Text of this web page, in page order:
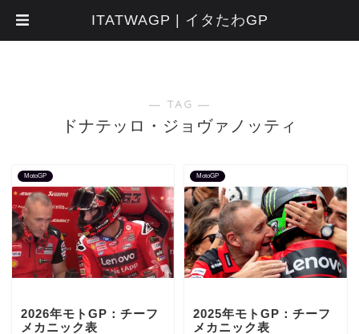
― TAG ―
ドナテッロ・ジョヴァノッティ
MotoGP
2026年モトGP：チーフ
メカニック表
MotoGP
2025年モトGP：チーフ
メカニック表
ITATWAGP | イタたわGP